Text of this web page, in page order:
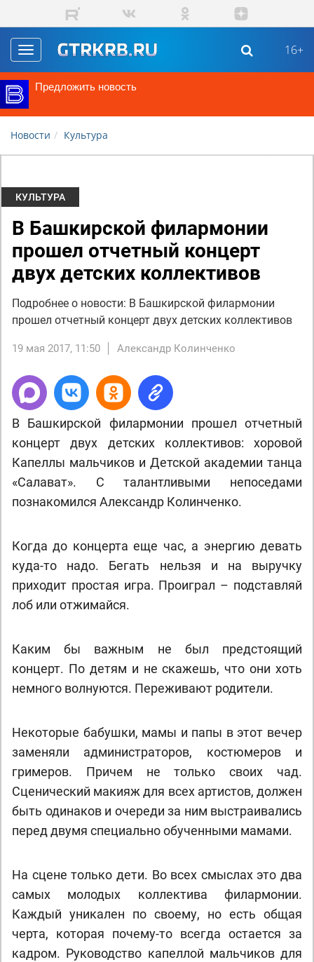
Перейти к основному содержанию
Toggle
navigation
16+
Предложить новость
Новости Культура
КУЛЬТУРА
В Башкирской филармонии
прошел отчетный концерт
двух детских коллективов
Подробнее о новости: В Башкирской филармонии
прошел отчетный концерт двух детских коллективов
19 мая 2017, 11:50 Александр Колинченко
В Башкирской филармонии прошел отчетный
концерт двух детских коллективов: хоровой
Капеллы мальчиков и Детской академии танца
«Салават». С талантливыми непоседами
познакомился Александр Колинченко.
Когда до концерта еще час, а энергию девать
куда-то надо. Бегать нельзя и на выручку
приходит простая игра. Проиграл – подставляй
лоб или отжимайся.
Каким бы важным не был предстоящий
концерт. По детям и не скажешь, что они хоть
немного волнуются. Переживают родители.
Некоторые бабушки, мамы и папы в этот вечер
заменяли администраторов, костюмеров и
гримеров. Причем не только своих чад.
Сценический макияж для всех артистов, должен
быть одинаков и очереди за ним выстраивались
перед двумя специально обученными мамами.
На сцене только дети. Во всех смыслах это два
самых молодых коллектива филармонии.
Каждый уникален по своему, но есть общая
черта, которая почему-то всегда остается за
кадром. Руководство капеллой мальчиков для